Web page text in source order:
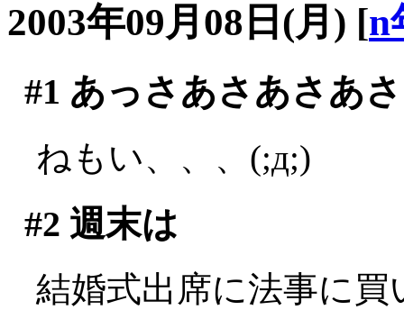
2003年09月08日(月) [n
#1 あっさあさあさあ
ねもい、、、(;д;)
#2 週末は
結婚式出席に法事に